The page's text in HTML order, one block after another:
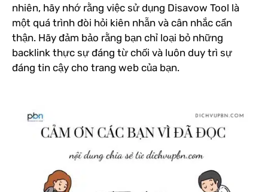
nhiên, hãy nhớ rằng việc sử dụng Disavow Tool là
một quá trình đòi hỏi kiên nhẫn và cân nhắc cẩn
thận. Hãy đảm bảo rằng bạn chỉ loại bỏ những
backlink thực sự đáng từ chối và luôn duy trì sự
đáng tin cậy cho trang web của bạn.